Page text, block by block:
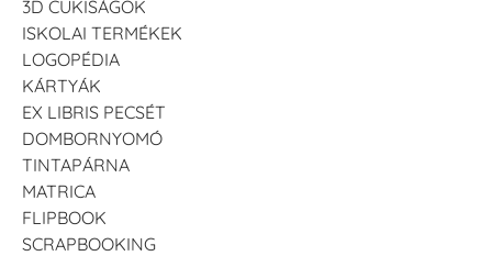
3D CUKISÁGOK
ISKOLAI TERMÉKEK
LOGOPÉDIA
KÁRTYÁK
EX LIBRIS PECSÉT
DOMBORNYOMÓ
TINTAPÁRNA
MATRICA
FLIPBOOK
SCRAPBOOKING